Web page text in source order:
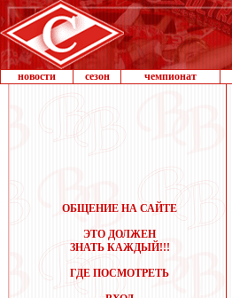
новости сезон чемпионат
ОБЩЕНИЕ НА САЙТЕ
ЭТО ДОЛЖЕН
ЗНАТЬ КАЖДЫЙ!!!
ГДЕ ПОСМОТРЕТЬ